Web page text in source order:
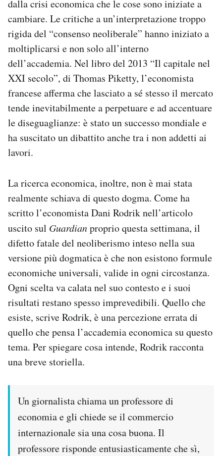
dalla crisi economica che le cose sono iniziate a
cambiare. Le critiche a un’interpretazione troppo
rigida del “consenso neoliberale” hanno iniziato a
moltiplicarsi e non solo all’interno
dell’accademia. Nel libro del 2013 “Il capitale nel
XXI secolo”, di Thomas Piketty, l’economista
francese afferma che lasciato a sé stesso il mercato
tende inevitabilmente a perpetuare e ad accentuare
le diseguaglianze: è stato un successo mondiale e
ha suscitato un dibattito anche tra i non addetti ai
lavori.
La ricerca economica, inoltre, non è mai stata
realmente schiava di questo dogma. Come ha
scritto l’economista Dani Rodrik nell’articolo
uscito sul Guardianproprio questa settimana, il
difetto fatale del neoliberismo inteso nella sua
versione più dogmatica è che non esistono formule
economiche universali, valide in ogni circostanza.
Ogni scelta va calata nel suo contesto e i suoi
risultati restano spesso imprevedibili. Quello che
esiste, scrive Rodrik, è una percezione errata di
quello che pensa l’accademia economica su questo
tema. Per spiegare cosa intende, Rodrik racconta
una breve storiella.
Un giornalista chiama un professore di
economia e gli chiede se il commercio
internazionale sia una cosa buona. Il
professore risponde entusiasticamente che sì,